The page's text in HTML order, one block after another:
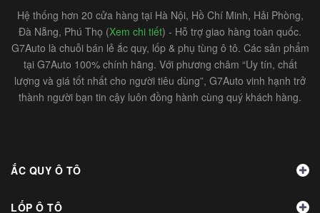
Hệ thống hơn 20 cửa hàng tại Hà Nội, Hồ Chí Minh, Hải Phòng,
Đà Nẵng, Phú Thọ (Xem chi tiết) - Hỗ trợ giao hàng toàn quốc.
G7Auto là chuỗi bán lẻ ắc quy, lốp & phụ tùng ô tô. Các sản phẩm
tại G7Auto 100% chính hãng. Với phương châm “Uy tín, chất
lượng và giá tốt nhất cho người tiêu dùng”, G7Auto vinh hạnh trở
thành người bạn tin cậy luôn đồng hành cùng quý khách hàng.
ẮC QUY Ô TÔ
LỐP Ô TÔ